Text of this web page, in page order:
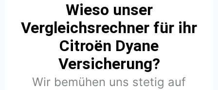
Wieso unser
Vergleichsrechner für ihr
Citroën Dyane
Versicherung?
Wir bemühen uns stetig auf